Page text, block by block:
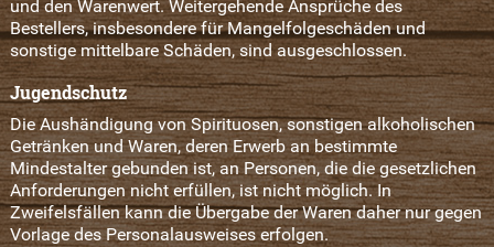
und den Warenwert. Weitergehende Ansprüche des
Bestellers, insbesondere für Mangelfolgeschäden und
sonstige mittelbare Schäden, sind ausgeschlossen.
Jugendschutz
Die Aushändigung von Spirituosen, sonstigen alkoholischen
Getränken und Waren, deren Erwerb an bestimmte
Mindestalter gebunden ist, an Personen, die die gesetzlichen
Anforderungen nicht erfüllen, ist nicht möglich. In
Zweifelsfällen kann die Übergabe der Waren daher nur gegen
Vorlage des Personalausweises erfolgen.